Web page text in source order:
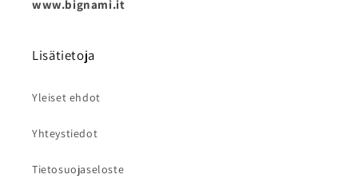
www.bignami.it
Lisätietoja
Yleiset ehdot
Yhteystiedot
Tietosuojaseloste